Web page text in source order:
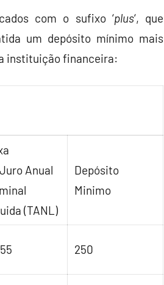
com o sufixo ‘plus‘, que
um depósito mínimo mais
instituição financeira:
Anual
(TANL)
Depósito
Minimo
250